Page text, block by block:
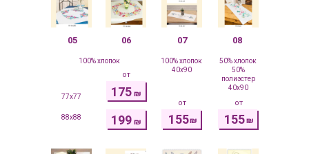
175 ₪
199 ₪ 155₪
155₪
100% хлопок
100% хлопок
40x90
50% хлопок
50%
полиэстер
40x90
от
от от
06 07
05 08
77x77
88x88